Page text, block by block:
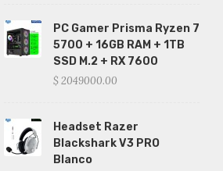
PC Gamer Prisma Ryzen 7
5700 + 16GB RAM + 1TB
SSD M.2 + RX 7600
$ 2049000.00
Headset Razer
Blackshark V3 PRO
Blanco